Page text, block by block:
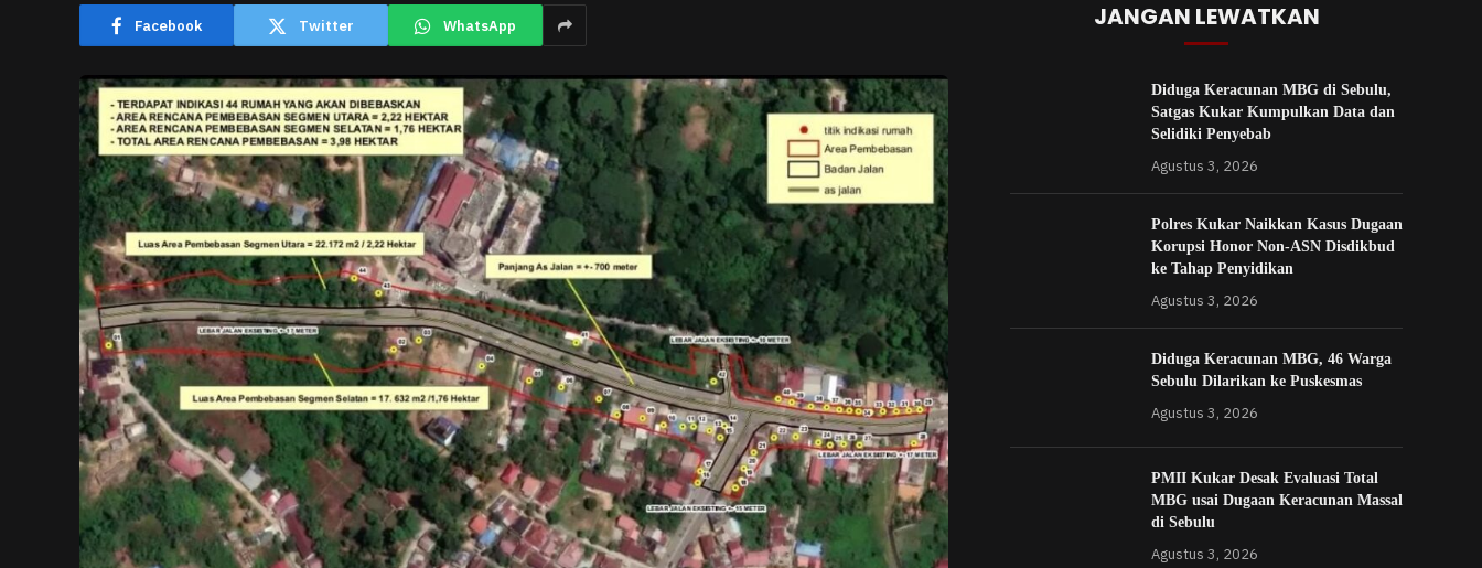
Facebook Twitter WhatsApp JANGAN LEWATKAN
Diduga Keracunan MBG di Sebulu,
Satgas Kukar Kumpulkan Data dan
Selidiki Penyebab
Agustus 3, 2026
Polres Kukar Naikkan Kasus Dugaan
Korupsi Honor Non-ASN Disdikbud
ke Tahap Penyidikan
Agustus 3, 2026
Diduga Keracunan MBG, 46 Warga
Sebulu Dilarikan ke Puskesmas
Agustus 3, 2026
PMII Kukar Desak Evaluasi Total
MBG usai Dugaan Keracunan Massal
di Sebulu
Agustus 3, 2026